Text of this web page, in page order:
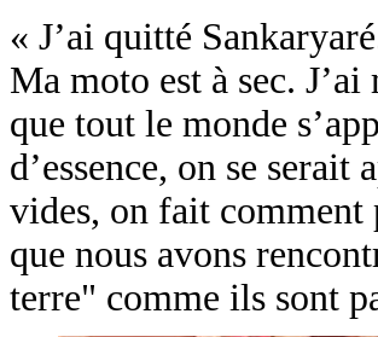
« J’ai quitté
Ma moto est à sec.
que tout le monde
d’essence, on se
vides, on fait comment
que nous avons
terre" comme ils sont